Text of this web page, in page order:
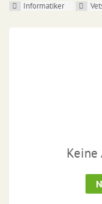
Informatiker
Keine